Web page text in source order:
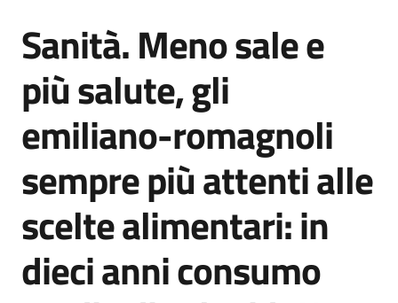
Risorse
Agenzia
di
informazione
e
comunicazione
Salta al contenuto
Sanità. Meno sale e
più salute, gli
emiliano-romagnoli
sempre più attenti alle
scelte alimentari: in
dieci anni consumo